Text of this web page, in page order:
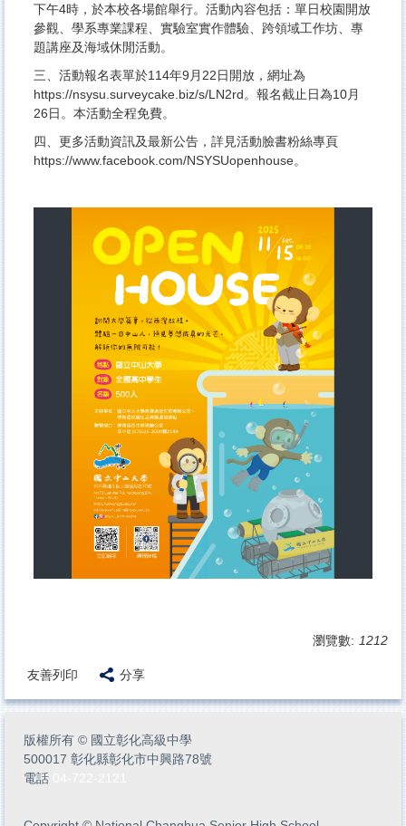
下午4時，於本校各場館舉行。活動內容包括：單日校園開放
參觀、學系專業課程、實驗室實作體驗、跨領域工作坊、專
題講座及海域休閒活動。
三、活動報名表單於114年9月22日開放，網址為
https://nsysu.surveycake.biz/s/LN2rd。報名截止日為10月
26日。本活動全程免費。
四、更多活動資訊及最新公告，詳見活動臉書粉絲專頁
https://www.facebook.com/NSYSUopenhouse。
瀏覽數: 1212
友善列印 分享
版權所有 © 國立彰化高級中學
500017 彰化縣彰化市中興路78號
電話